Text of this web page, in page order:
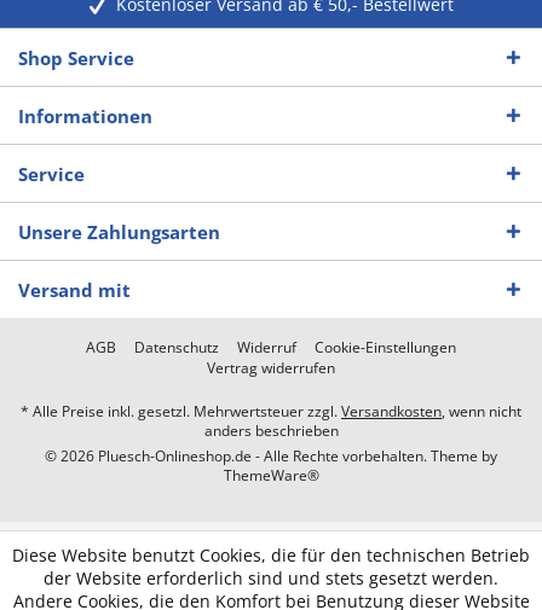
Shop Service
Informationen
Service
Unsere Zahlungsarten
Versand mit
AGB Datenschutz Widerruf
Cookie-Einstellungen
Vertrag widerrufen
* Alle Preise inkl. gesetzl. Mehrwertsteuer zzgl.Versandkosten, wenn nicht
anders beschrieben
© 2026 Pluesch-Onlineshop.de - Alle Rechte vorbehalten. Theme by
ThemeWare®
Diese Website benutzt Cookies, die für den technischen Betrieb
der Website erforderlich sind und stets gesetzt werden.
Andere Cookies, die den Komfort bei Benutzung dieser Website